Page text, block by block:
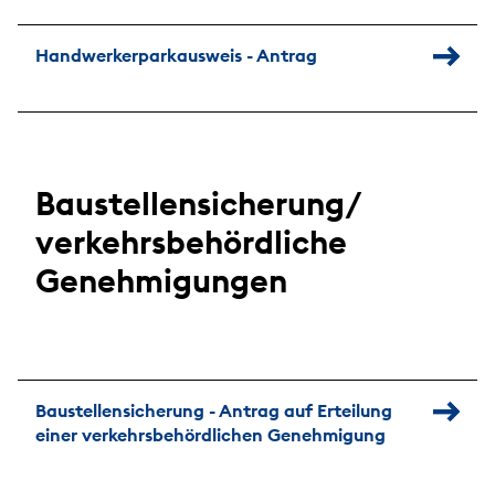
Handwerkerparkausweis - Antrag
Baustellensicherung/
verkehrsbehördliche
Genehmigungen
Baustellensicherung - Antrag auf Erteilung
einer verkehrsbehördlichen Genehmigung